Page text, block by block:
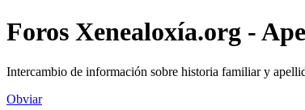
Foros Xenealoxía.org -
Intercambio de información sobre historia familiar y
Obviar